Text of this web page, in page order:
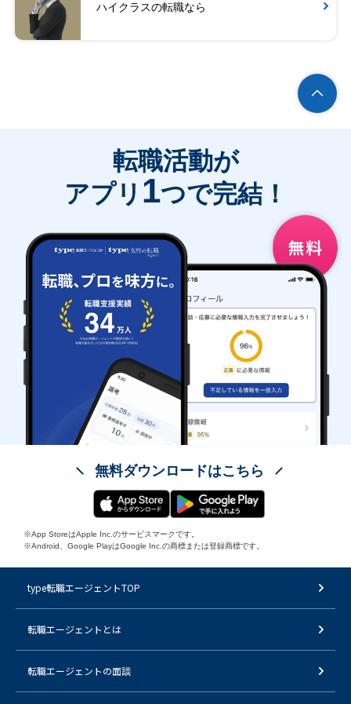
ハイクラスの転職なら
転職活動が
アプリ 1つで完結！
無料ダウンロードはこちら
※App StoreはApple Inc.のサービスマークです。
※Android、Google PlayはGoogle Inc.の商標または登録商標です。
type転職エージェントTOP
転職エージェントとは
転職エージェントの面談